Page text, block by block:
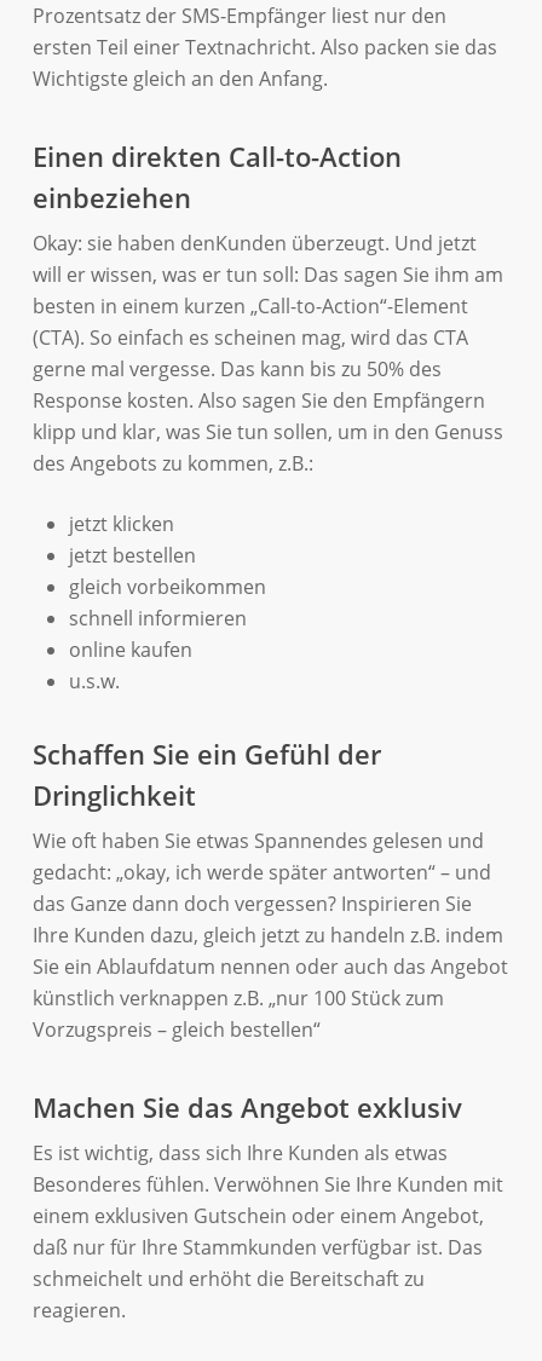
Prozentsatz der SMS-Empfänger liest nur den
ersten Teil einer Textnachricht. Also packen sie das
Wichtigste gleich an den Anfang.
Einen direkten Call-to-Action
einbeziehen
Okay: sie haben denKunden überzeugt. Und jetzt
will er wissen, was er tun soll: Das sagen Sie ihm am
besten in einem kurzen „Call-to-Action“-Element
(CTA). So einfach es scheinen mag, wird das CTA
gerne mal vergesse. Das kann bis zu 50% des
Response kosten. Also sagen Sie den Empfängern
klipp und klar, was Sie tun sollen, um in den Genuss
des Angebots zu kommen, z.B.:
jetzt klicken
jetzt bestellen
gleich vorbeikommen
schnell informieren
online kaufen
u.s.w.
Schaffen Sie ein Gefühl der
Dringlichkeit
Wie oft haben Sie etwas Spannendes gelesen und
gedacht: „okay, ich werde später antworten“ – und
das Ganze dann doch vergessen? Inspirieren Sie
Ihre Kunden dazu, gleich jetzt zu handeln z.B. indem
Sie ein Ablaufdatum nennen oder auch das Angebot
künstlich verknappen z.B. „nur 100 Stück zum
Vorzugspreis – gleich bestellen“
Machen Sie das Angebot exklusiv
Es ist wichtig, dass sich Ihre Kunden als etwas
Besonderes fühlen. Verwöhnen Sie Ihre Kunden mit
einem exklusiven Gutschein oder einem Angebot,
daß nur für Ihre Stammkunden verfügbar ist. Das
schmeichelt und erhöht die Bereitschaft zu
reagieren.